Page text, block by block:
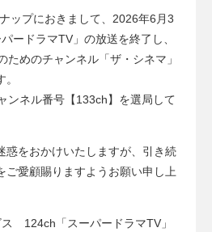
ップにおきまして、2026年6月3
ードラマTV」の放送を終了し、
ためのチャンネル「ザ・シネマ」
ンネル番号【133ch】を選局して
惑をおかけいたしますが、引き続
ご愛顧賜りますようお願い申し上
124ch「スーパードラマTV」